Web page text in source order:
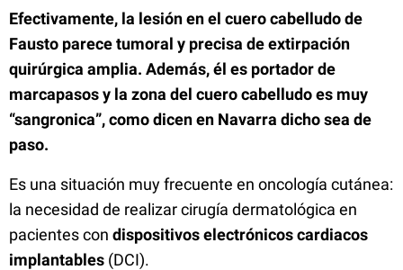
Efectivamente, la lesión en el cuero cabelludo de
Fausto parece tumoral y precisa de extirpación
quirúrgica amplia. Además, él es portador de
marcapasos y la zona del cuero cabelludo es muy
“sangronica”, como dicen en Navarra dicho sea de
paso.
Es una situación muy frecuente en oncología cutánea:
la necesidad de realizar cirugía dermatológica en
pacientes con dispositivos electrónicos cardiacos
implantables (DCI).